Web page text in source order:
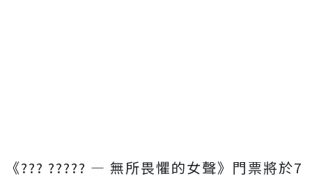
《??? ????? — 無所畏懼的女聲》門票將於7